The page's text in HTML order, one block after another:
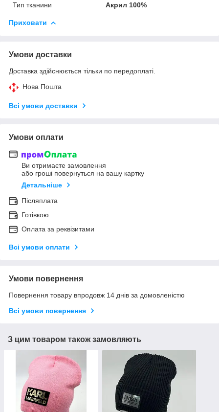
Тип тканини
Акрил 100%
Приховати
Умови доставки
Доставка здійснюється тільки по передоплаті.
Нова Пошта
Всі умови доставки
Умови оплати
Ви отримаєте замовлення
або гроші повернуться на вашу картку
Детальніше
Післяплата
Готівкою
Оплата за реквізитами
Всі умови оплати
Умови повернення
Повернення товару впродовж 14 днів за домовленістю
Всі умови повернення
З цим товаром також замовляють